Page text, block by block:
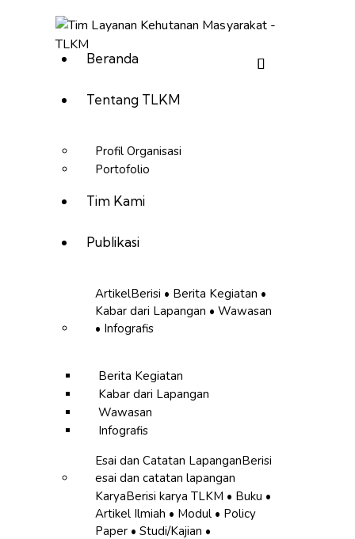
Beranda
Tentang TLKM
Profil Organisasi
Portofolio
Tim Kami
Publikasi
ArtikelBerisi • Berita Kegiatan •
Kabar dari Lapangan • Wawasan
• Infografis
Berita Kegiatan
Kabar dari Lapangan
Wawasan
Infografis
Esai dan Catatan LapanganBerisi
esai dan catatan lapangan
KaryaBerisi karya TLKM • Buku •
Artikel Ilmiah • Modul • Policy
Paper • Studi/Kajian •